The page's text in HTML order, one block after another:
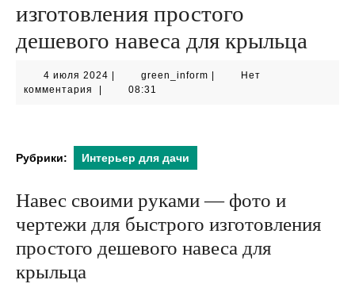
изготовления простого
дешевого навеса для крыльца
4 июля 2024 4
июля
green_informgreen_inform
Нет
комментария
08:31
Рубрики: Интерьер для дачи
Навес своими руками — фото и
чертежи для быстрого изготовления
простого дешевого навеса для
крыльца